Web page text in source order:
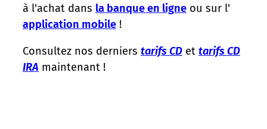
à l'achat dans la banque en ligne ou sur l'
application mobile !
Consultez nos derniers tarifs CD et tarifs CD
IRA maintenant !